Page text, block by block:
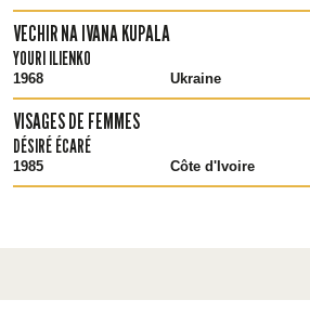
VECHIR NA IVANA KUPALA
YOURI ILIENKO
1968 Ukraine
VISAGES DE FEMMES
DÉSIRÉ ÉCARÉ
1985 Côte d'Ivoire